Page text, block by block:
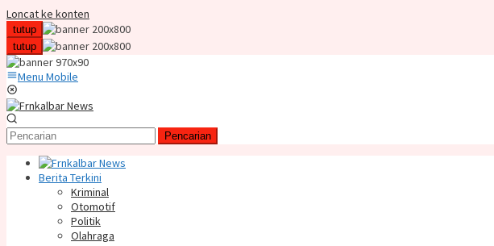
Loncat ke konten
tutup
tutup
Menu Mobile
Pencarian
Berita Terkini
Kriminal
Otomotif
Politik
Olahraga